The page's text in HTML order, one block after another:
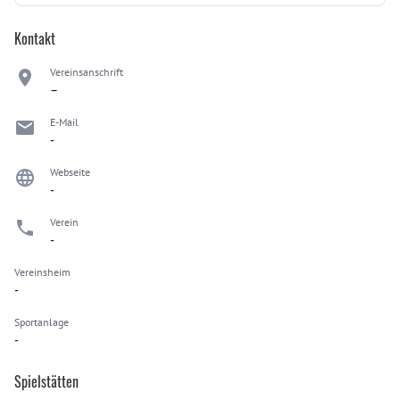
Kontakt
Vereinsanschrift
–
E-Mail
-
Webseite
-
Verein
-
Vereinsheim
-
Sportanlage
-
Spielstätten